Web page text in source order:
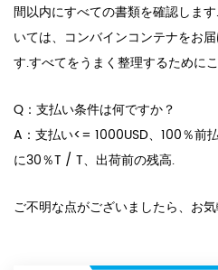
間以内にすべての書類を確認しま
いては、コンバインコンテナをお
す.すべてをうまく整理するために
Q：支払い条件は何ですか？
A：支払い<= 1000USD、100％前
に30％T / T、出荷前の残高.
ご不明な点がございましたら、お